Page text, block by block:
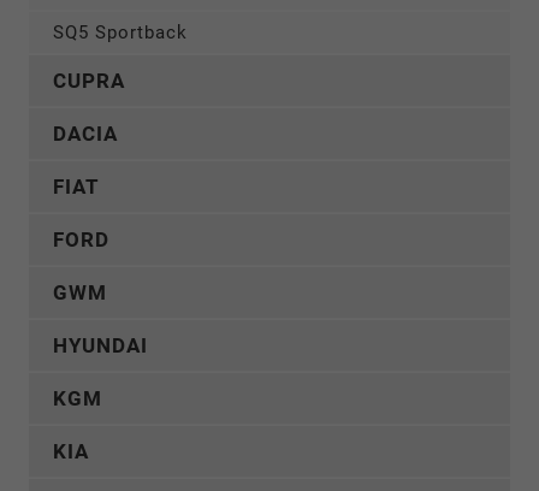
SQ5 Sportback
CUPRA
DACIA
FIAT
FORD
GWM
HYUNDAI
KGM
KIA